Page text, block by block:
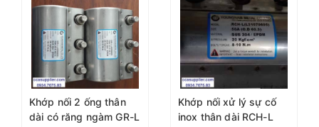
Khớp nối 2 ống thân
dài có răng ngàm GR-L
Khớp nối xử lý sự cố
inox thân dài RCH-L